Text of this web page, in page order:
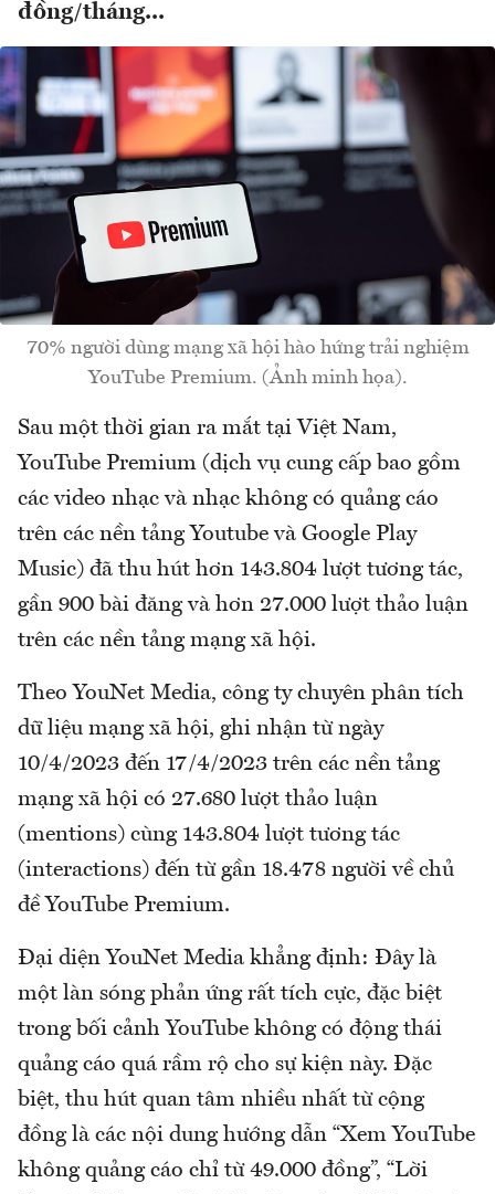
đồng/tháng...
70% người dùng mạng xã hội hào hứng trải nghiệm
YouTube Premium. (Ảnh minh họa).
Sau một thời gian ra mắt tại Việt Nam,
YouTube Premium (dịch vụ cung cấp bao gồm
các video nhạc và nhạc không có quảng cáo
trên các nền tảng Youtube và Google Play
Music) đã thu hút hơn 143.804 lượt tương tác,
gần 900 bài đăng và hơn 27.000 lượt thảo luận
trên các nền tảng mạng xã hội.
Theo YouNet Media, công ty chuyên phân tích
dữ liệu mạng xã hội, ghi nhận từ ngày
10/4/2023 đến 17/4/2023 trên các nền tảng
mạng xã hội có 27.680 lượt thảo luận
(mentions) cùng 143.804 lượt tương tác
(interactions) đến từ gần 18.478 người về chủ
đề YouTube Premium.
Đại diện YouNet Media khẳng định: Đây là
một làn sóng phản ứng rất tích cực, đặc biệt
trong bối cảnh YouTube không có động thái
quảng cáo quá rầm rộ cho sự kiện này. Đặc
biệt, thu hút quan tâm nhiều nhất từ cộng
đồng là các nội dung hướng dẫn “Xem YouTube
không quảng cáo chỉ từ 49.000 đồng”, “Lời